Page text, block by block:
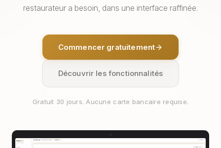
restaurateur a besoin, dans une interface raffinée.
Commencer gratuitement
Découvrir les fonctionnalités
Gratuit 30 jours. Aucune carte bancaire requise.